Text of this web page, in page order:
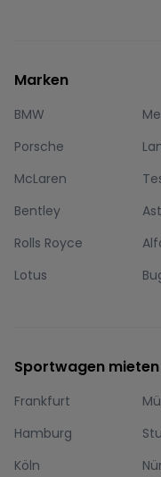
Marken
BMW
Porsche
McLaren
Bentley
Rolls Royce
Lotus
Sportwagen
Frankfurt
Hamburg
Köln